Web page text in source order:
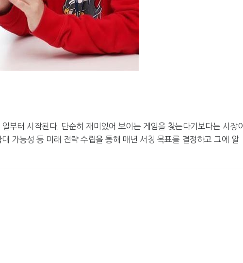
부터 시작된다. 단순히 재미있어 보이는 게임을 찾는다기보다는 시장이
가능성 등 미래 전략 수립을 통해 매년 서칭 목표를 결정하고 그에 알